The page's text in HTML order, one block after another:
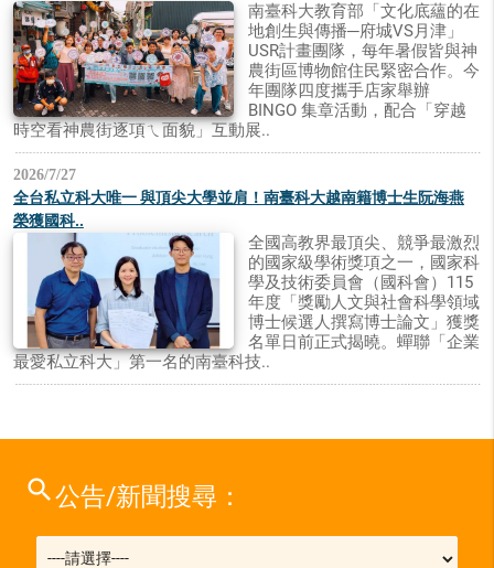
南臺科大教育部「文化底蘊的在
地創生與傳播─府城VS月津」
USR計畫團隊，每年暑假皆與神
農街區博物館住民緊密合作。今
年團隊四度攜手店家舉辦
BINGO 集章活動，配合「穿越
時空看神農街逐項ㄟ面貌」互動展..
2026/7/27
全台私立科大唯一 與頂尖大學並肩！南臺科大越南籍博士生阮海燕
榮獲國科..
全國高教界最頂尖、競爭最激烈
的國家級學術獎項之一，國家科
學及技術委員會（國科會）115
年度「獎勵人文與社會科學領域
博士候選人撰寫博士論文」獲獎
名單日前正式揭曉。蟬聯「企業
最愛私立科大」第一名的南臺科技..
search公告/新聞搜尋：